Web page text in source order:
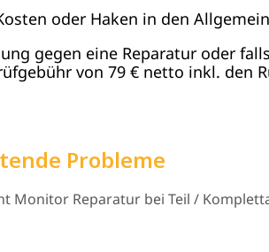
oder Haken in den
gegen eine Reparatur oder
von 79 € netto inkl. den
Probleme
Monitor Reparatur bei Teil /